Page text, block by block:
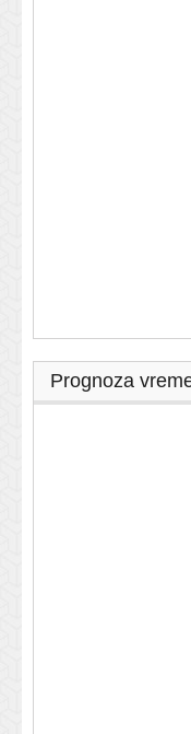
Prognoza